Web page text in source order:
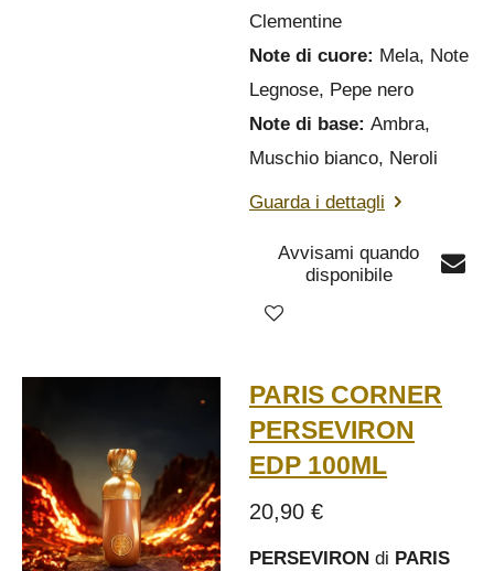
Clementine
Note di cuore: Mela, Note
Legnose, Pepe nero
Note di base: Ambra,
Muschio bianco, Neroli
Guarda i dettagli
Avvisami quando
disponibile
PARIS CORNER
PERSEVIRON
EDP 100ML
20,90 €
PERSEVIRON di PARIS